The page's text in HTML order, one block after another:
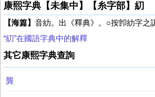
康熙字典【未集中】【糸字部】糿
【海篇】 音糼。出《釋典》。○按卽糼字之
“糿”在國語字典中的解釋
其它康熙字典查詢
龔